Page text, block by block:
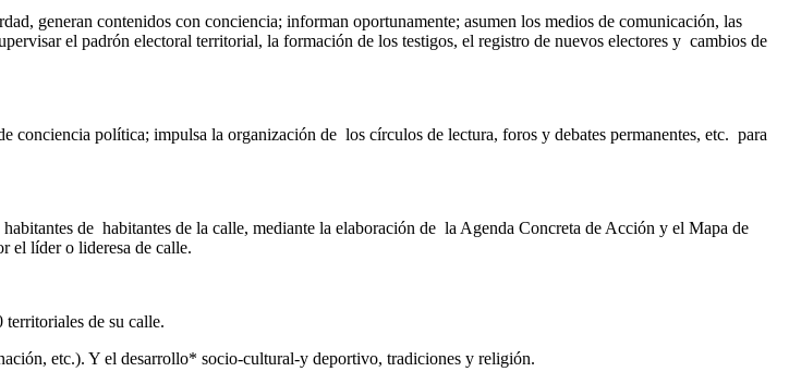
generan contenidos con conciencia; informan oportunamente; asumen los medios de comunicación, las
el padrón electoral territorial, la formación de los testigos, el registro de nuevos electores y cambios de
conciencia política; impulsa la organización de los círculos de lectura, foros y debates permanentes, etc. para
de habitantes de la calle, mediante la elaboración de la Agenda Concreta de Acción y el Mapa de
el líder o lideresa de calle.
de su calle.
etc.). Y el desarrollo* socio-cultural-y deportivo, tradiciones y religión.